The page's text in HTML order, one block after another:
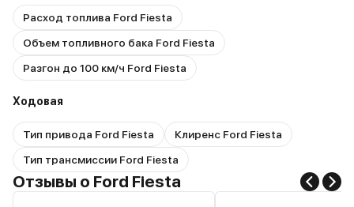
Расход топлива Ford Fiesta
Объем топливного бака Ford Fiesta
Разгон до 100 км/ч Ford Fiesta
Ходовая
Тип привода Ford Fiesta
Клиренс Ford Fiesta
Тип трансмиссии Ford Fiesta
Отзывы о Ford Fiesta